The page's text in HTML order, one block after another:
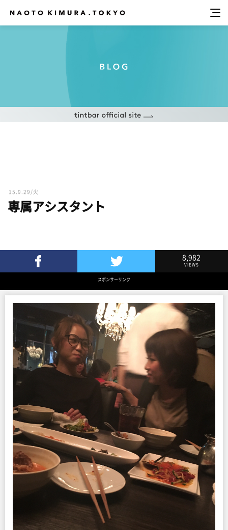
15.9.29/火
専属アシスタント
Twitterでツイート
8,982
VIEWS
スポンサーリンク